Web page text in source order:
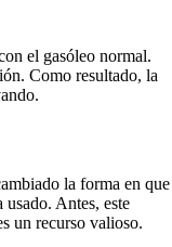
el gasóleo normal.
Como resultado, la
la forma en que
Antes, este
un recurso valioso.